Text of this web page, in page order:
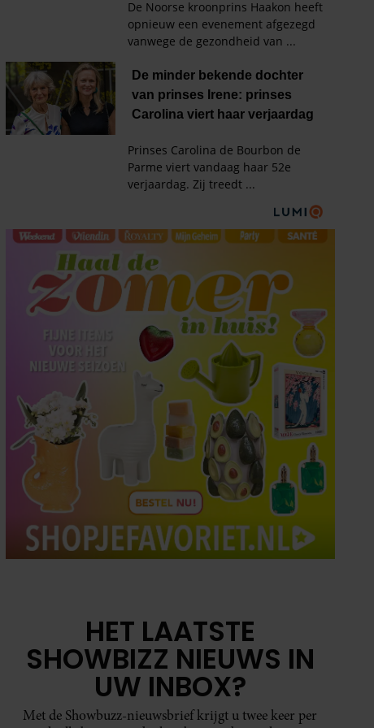
HET LAATSTE
SHOWBIZZ NIEUWS IN
UW INBOX?
Met de Showbuzz-nieuwsbrief krijgt u twee keer per